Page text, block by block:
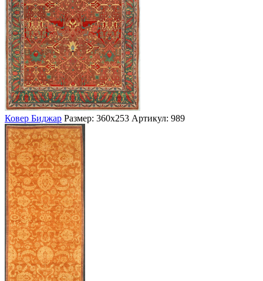
Ковер Биджар Размер: 360х253 Артикул: 989